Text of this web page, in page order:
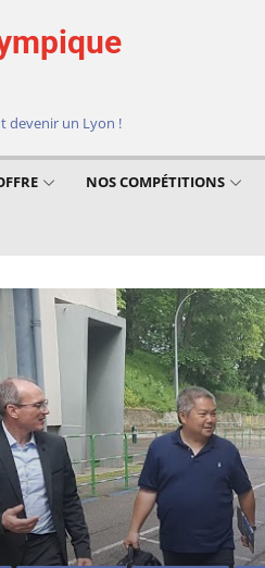
devenir un Lyon !
NOS COMPÉTITIONS